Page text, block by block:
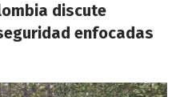
discute
enfocadas